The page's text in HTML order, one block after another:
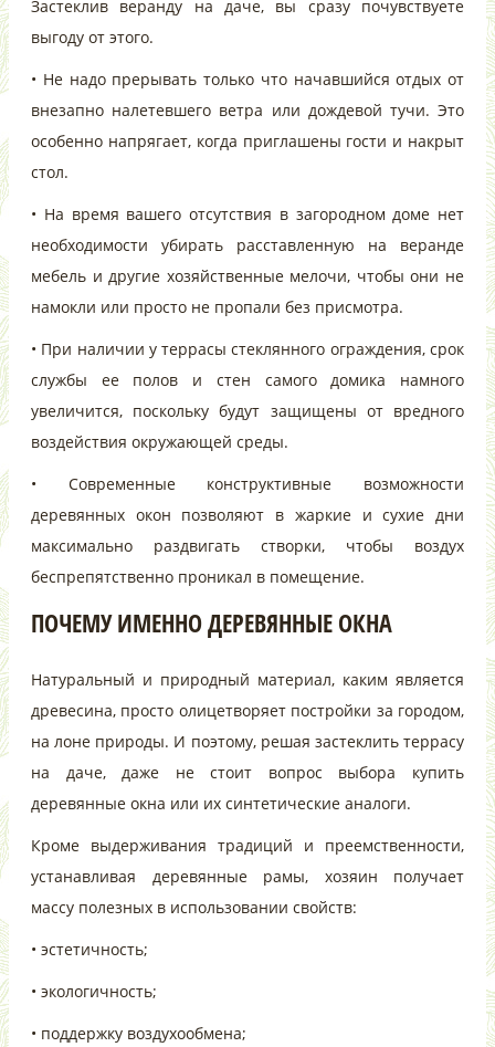
Застеклив веранду на даче, вы сразу почувствуете
выгоду от этого.
• Не надо прерывать только что начавшийся отдых от
внезапно налетевшего ветра или дождевой тучи. Это
особенно напрягает, когда приглашены гости и накрыт
стол.
• На время вашего отсутствия в загородном доме нет
необходимости убирать расставленную на веранде
мебель и другие хозяйственные мелочи, чтобы они не
намокли или просто не пропали без присмотра.
• При наличии у террасы стеклянного ограждения, срок
службы ее полов и стен самого домика намного
увеличится, поскольку будут защищены от вредного
воздействия окружающей среды.
• Современные конструктивные возможности
деревянных окон позволяют в жаркие и сухие дни
максимально раздвигать створки, чтобы воздух
беспрепятственно проникал в помещение.
ПОЧЕМУ ИМЕННО ДЕРЕВЯННЫЕ ОКНА
Натуральный и природный материал, каким является
древесина, просто олицетворяет постройки за городом,
на лоне природы. И поэтому, решая застеклить террасу
на даче, даже не стоит вопрос выбора купить
деревянные окна или их синтетические аналоги.
Кроме выдерживания традиций и преемственности,
устанавливая деревянные рамы, хозяин получает
массу полезных в использовании свойств:
• эстетичность;
• экологичность;
• поддержку воздухообмена;